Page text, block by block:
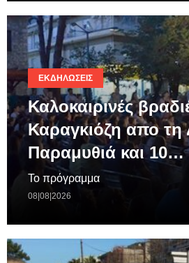
ΕΚΔΗΛΏΣΕΙΣ
Καλοκαιρινές
Καραγκιόζη απο τη
Παραμυθιά και 10…
Το πρόγραμμα
08|08|2026